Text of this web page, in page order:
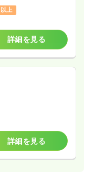
上
詳細を見る
詳細を見る